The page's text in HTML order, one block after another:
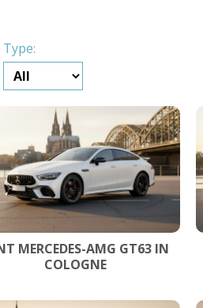
Type:
MERCEDES-AMG GT63 IN
COLOGNE